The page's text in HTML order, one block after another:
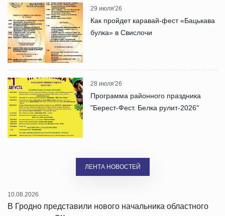
29 июля'26
Как пройдет каравай-фест «Бацькава
булка» в Свислочи
28 июля'26
Программа районного праздника
"Берест-Фест. Белка рулит-2026"
ЛЕНТА НОВОСТЕЙ
10.08.2026
В Гродно представили нового начальника областного